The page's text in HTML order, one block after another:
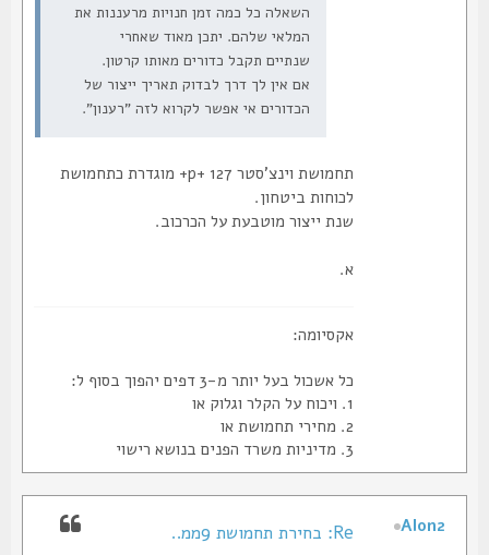
השאלה כל כמה זמן חנויות מרעננות את
המלאי שלהם. יתכן מאוד שאחרי
שנתיים תקבל כדורים מאותו קרטון.
אם אין לך דרך לבדוק תאריך ייצור של
הכדורים אי אפשר לקרוא לזה "רענון".
תחמושת וינצ'סטר 127 +p+ מוגדרת כתחמושת
לכוחות ביטחון.
שנת ייצור מוטבעת על הכרכוב.
אקסיומה:
כל אשכול בעל יותר מ-3 דפים יהפוך בסוף ל:
Alon2